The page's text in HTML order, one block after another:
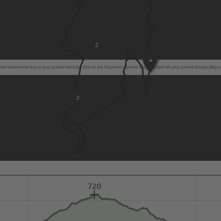
deactivated due to your privacy settings, click on the fingerprint symbol at the bottom left and activate Google Maps
2
2
720